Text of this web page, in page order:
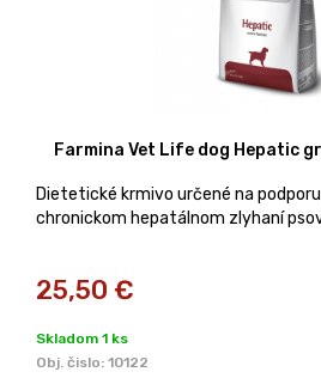
Farmina Vet Life dog Hepatic
Dietetické krmivo určené na
chronickom hepatálnom zlyhaní
25,50 €
Skladom 1 ks
Obj. čislo: 10122